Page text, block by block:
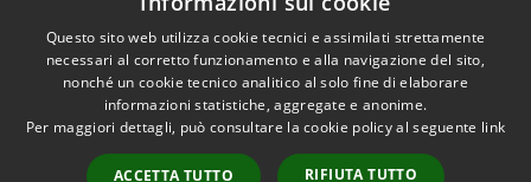
Accessibilità
Copyright © 2026 • Comune di
Stimigliano • Powered by
Municipium• Accesso
Questo sito web utilizza cookie tecnici e assimilati strettamente
necessari al corretto funzionamento e alla navigazione del sito,
nonché un cookie tecnico analitico al solo fine di elaborare
informazioni statistiche, aggregate e anonime.
Per maggiori dettagli, può consultare la cookie policy al seguente link
ACCETTA TUTTO RIFIUTA TUTTO